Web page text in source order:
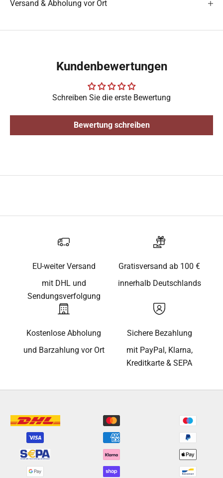
Versand & Abholung vor Ort
Kundenbewertungen
Schreiben Sie die erste Bewertung
Bewertung schreiben
EU-weiter Versand
mit DHL und
Sendungsverfolgung
Gratisversand ab 100 €
innerhalb Deutschlands
Kostenlose Abholung
und Barzahlung vor Ort
Sichere Bezahlung
mit PayPal, Klarna,
Kreditkarte & SEPA